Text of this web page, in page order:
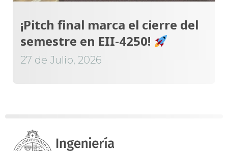
¡Pitch final marca el cierre del
semestre en EII-4250!
27 de Julio, 2026